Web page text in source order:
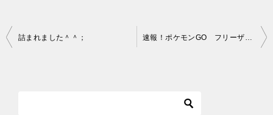
詰まれました＾＾； 速報！ポケモンGO フリーザー遭遇